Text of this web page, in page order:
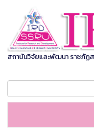
สถาบันวิจัยและพัฒนา ราชภัฏ